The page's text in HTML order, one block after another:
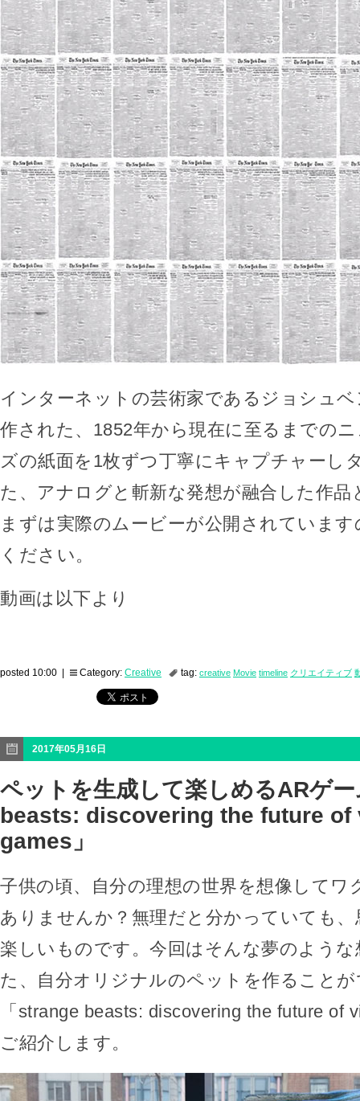
インターネットの芸術家であるジョシュ
作された、1852年から現在に至るまでの
ズの紙面を1枚ずつ丁寧にキャプチャーし
た、アナログと斬新な発想が融合した作
まずは実際のムービーが公開されていま
ください。
動画は以下より
posted 10:00 | Category: Creative tag: creative Movie timeline クリエイティブ
2017年05月16日
ペットを生成して楽しめるARゲ
beasts: discovering the future of
games」
子供の頃、自分の理想の世界を想像してワ
ありませんか？無理だと分かっていても
楽しいものです。今回はそんな夢のよう
た、自分オリジナルのペットを作ること
「strange beasts: discovering the future of
ご紹介します。